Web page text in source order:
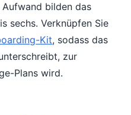
bilden das
sechs. Verknüpfen Sie
Kit, sodass das
zur
Plans wird.